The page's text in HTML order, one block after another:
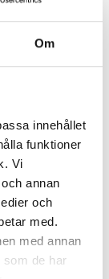
Om
innehållet
funktioner
Vi
annan
och
med.
med annan
som de har
eller snaps
bra i
för barnsligt
du över 1 000
Här kan du